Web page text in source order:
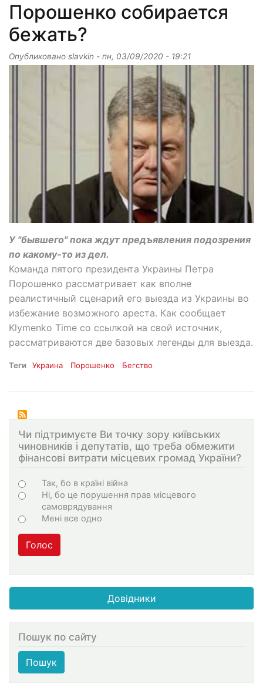
Порошенко собирается
бежать?
Опубликовано slavkin - пн, 03/09/2020 - 19:21
У "бывшего" пока ждут предъявления подозрения
по какому-то из дел.
Команда пятого президента Украины Петра
Порошенко рассматривает как вполне
реалистичный сценарий его выезда из Украины во
избежание возможного ареста. Как сообщает
Klymenko Time со ссылкой на свой источник,
рассматриваются две базовых легенды для выезда.
Теги Украина Порошенко Бегство
Чи підтримуєте Ви точку зору київських
чиновників і депутатів, що треба обмежити
фінансові витрати місцевих громад України?
Choices
Так, бо в країні війна
Ні, бо це порушення прав місцевого
самоврядування
Мені все одно
Голос
Довідники
Пошук по сайту
Пошук